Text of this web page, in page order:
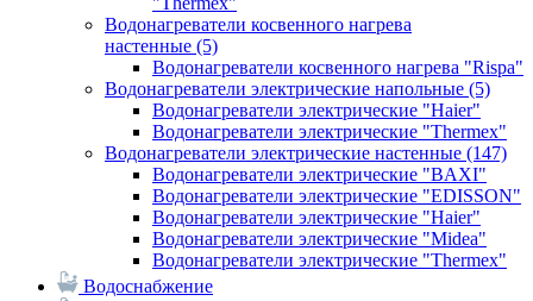
Водонагреватели косвенного нагрева
настенные (5)
Водонагреватели косвенного нагрева "Rispa"
Водонагреватели электрические напольные (5)
Водонагреватели электрические "Haier"
Водонагреватели электрические "Thermex"
Водонагреватели электрические настенные (147)
Водонагреватели электрические "BAXI"
Водонагреватели электрические "EDISSON"
Водонагреватели электрические "Haier"
Водонагреватели электрические "Midea"
Водонагреватели электрические "Thermex"
Водоснабжение